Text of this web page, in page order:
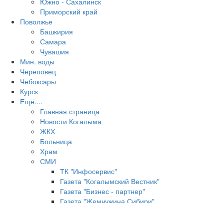
Приморский край
Поволжье
Башкирия
Самара
Чувашия
Мин. воды
Череповец
Чебоксары
Курск
Ещё....
Главная страница
Новости Когалыма
ЖКХ
Больница
Храм
СМИ
ТК "Инфосервис"
Газета "Когалымский Вестник"
Газета "Бизнес - партнер"
Газета "Жемчужина Сибири"